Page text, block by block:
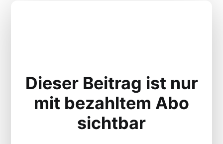
Dieser Beitrag ist nur
mit bezahltem Abo
sichtbar